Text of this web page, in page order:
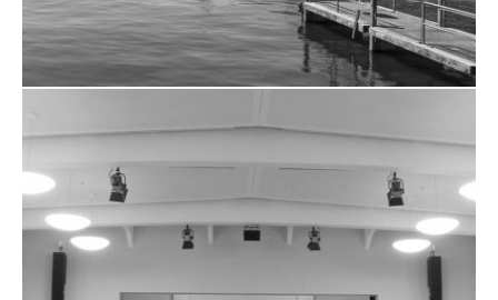
ZUM PROJEKT
WESTHAFEN EVENT &
CONVENTION CENTER